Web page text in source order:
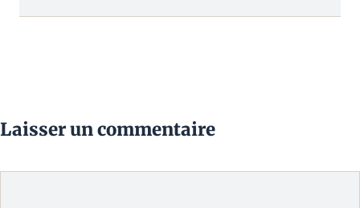
Laisser un commentaire